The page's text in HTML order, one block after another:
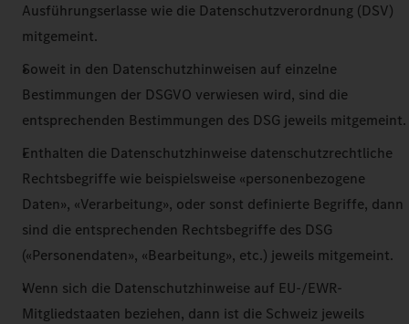
Ausführungserlasse wie die Datenschutzverordnung (DSV)
mitgemeint.
Soweit in den Datenschutzhinweisen auf einzelne
Bestimmungen der DSGVO verwiesen wird, sind die
entsprechenden Bestimmungen des DSG jeweils mitgemeint.
Enthalten die Datenschutzhinweise datenschutzrechtliche
Rechtsbegriffe wie beispielsweise «personenbezogene
Daten», «Verarbeitung», oder sonst definierte Begriffe, dann
sind die entsprechenden Rechtsbegriffe des DSG
(«Personendaten», «Bearbeitung», etc.) jeweils mitgemeint.
Wenn sich die Datenschutzhinweise auf EU-/EWR-
Mitgliedstaaten beziehen, dann ist die Schweiz jeweils